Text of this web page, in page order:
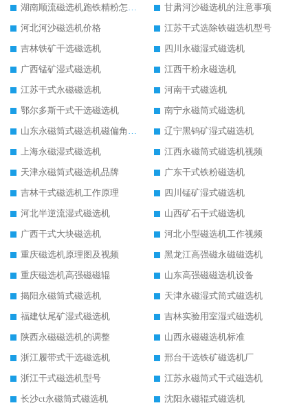
湖南顺流磁选机跑铁精粉怎么处理
甘肃河沙磁选机的注意事项
河北河沙磁选机价格
江苏干式选除铁磁选机型号
吉林铁矿干选磁选机
四川永磁湿式磁选机
广西锰矿湿式磁选机
江西干粉永磁选机
江苏干式永磁磁选机
河南干式磁选机
鄂尔多斯干式干选磁选机
南宁永磁筒式磁选机
山东永磁筒式磁选机磁偏角怎么调整
辽宁黑钨矿湿式磁选机
上海永磁湿式磁选机
江西永磁筒式磁选机视频
天津永磁筒式磁选机品牌
广东干式铁粉磁选机
吉林干式磁选机工作原理
四川锰矿湿式磁选机
河北半逆流湿式磁选机
山西矿石干式磁选机
广西干式大块磁选机
河北小型磁选机工作视频
重庆磁选机原理图及视频
黑龙江高强磁永磁磁选机
重庆磁选机高强磁磁辊
山东高强磁磁选机设备
揭阳永磁筒式磁选机
天津永磁湿式筒式磁选机
福建钛尾矿湿式磁选机
吉林实验用室湿式磁选机
陕西永磁磁选机的调整
山西永磁磁选机标准
浙江履带式干选磁选机
邢台干选铁矿磁选机厂
浙江干式磁选机型号
江苏永磁筒式干式磁选机
长沙ct永磁筒式磁选机
沈阳永磁辊式磁选机